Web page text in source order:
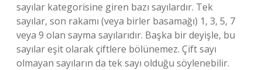
sayılar kategorisine giren bazı sayılardır. Tek
sayılar, son rakamı (veya birler basamağı) 1, 3, 5, 7
veya 9 olan sayma sayılarıdır. Başka bir deyişle, bu
sayılar eşit olarak çiftlere bölünemez. Çift sayı
olmayan sayıların da tek sayı olduğu söylenebilir.